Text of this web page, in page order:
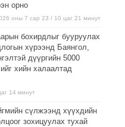
орно
оны 7 сар 23 / 10 цаг 21 минут
бохирдлыг бууруулах
хүрээнд Баянгол,
дүүргийн 5000
хийн халаалтад
14 минут
сүлжээнд хүүхдийн
зохицуулах тухай